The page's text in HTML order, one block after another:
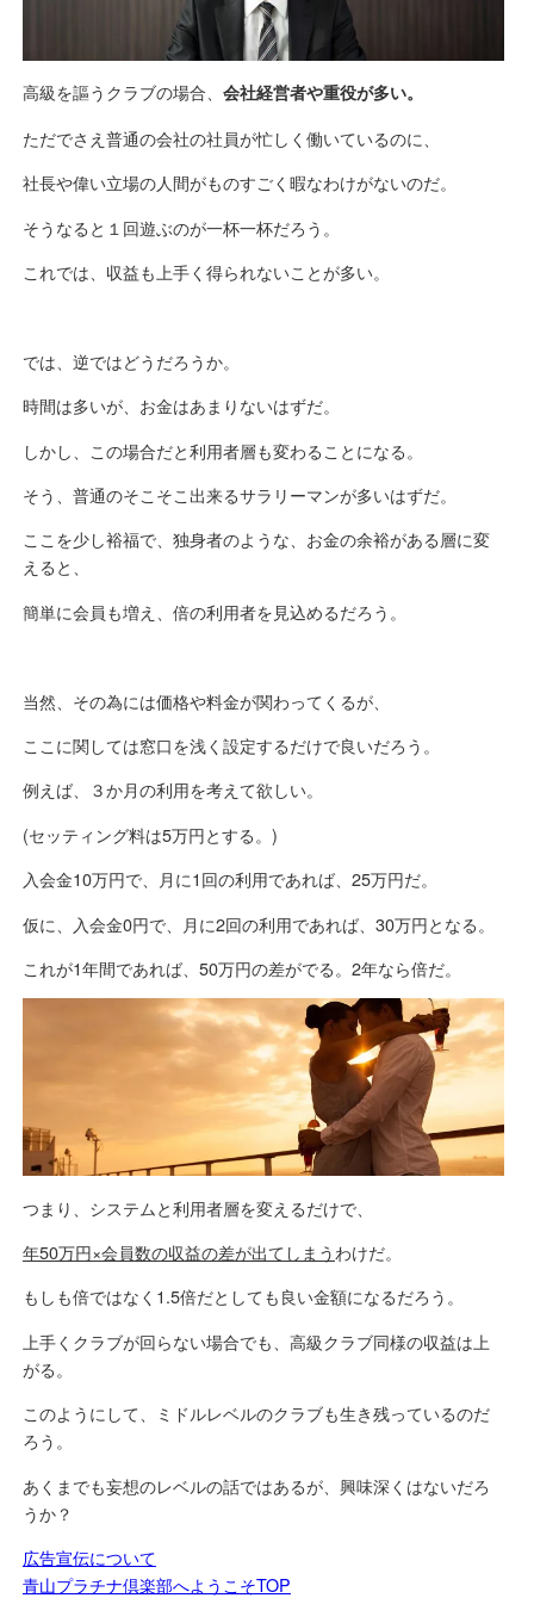
高級を謳うクラブの場合、 会社経営者や重役が多い。
ただでさえ普通の会社の社員が忙しく働いているのに、
社長や偉い立場の人間がものすごく暇なわけがないのだ。
そうなると１回遊ぶのが一杯一杯だろう。
これでは、収益も上手く得られないことが多い。
では、逆ではどうだろうか。
時間は多いが、お金はあまりないはずだ。
しかし、この場合だと利用者層も変わることになる。
そう、普通のそこそこ出来るサラリーマンが多いはずだ。
ここを少し裕福で、独身者のような、お金の余裕がある層に変
えると、
簡単に会員も増え、倍の利用者を見込めるだろう。
当然、その為には価格や料金が関わってくるが、
ここに関しては窓口を浅く設定するだけで良いだろう。
例えば、３か月の利用を考えて欲しい。
(セッティング料は5万円とする。)
入会金10万円で、月に1回の利用であれば、25万円だ。
仮に、入会金0円で、月に2回の利用であれば、30万円となる。
これが1年間であれば、50万円の差がでる。2年なら倍だ。
つまり、システムと利用者層を変えるだけで、
年50万円×会員数の収益の差が出てしまうわけだ。
もしも倍ではなく1.5倍だとしても良い金額になるだろう。
上手くクラブが回らない場合でも、高級クラブ同様の収益は上
がる。
このようにして、ミドルレベルのクラブも生き残っているのだ
ろう。
あくまでも妄想のレベルの話ではあるが、興味深くはないだろ
うか？
広告宣伝について
青山プラチナ倶楽部へようこそTOP